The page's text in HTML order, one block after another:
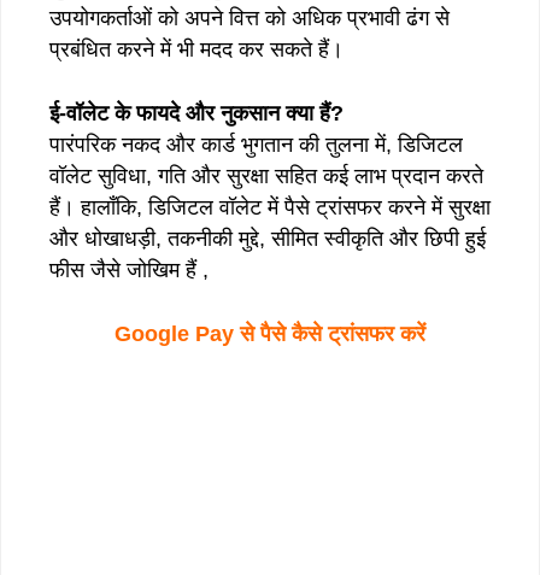
उपयोगकर्ताओं को अपने वित्त को अधिक प्रभावी ढंग से
प्रबंधित करने में भी मदद कर सकते हैं।
ई-वॉलेट के फायदे और नुकसान क्या हैं?
पारंपरिक नकद और कार्ड भुगतान की तुलना में, डिजिटल
वॉलेट सुविधा, गति और सुरक्षा सहित कई लाभ प्रदान करते
हैं। हालाँकि, डिजिटल वॉलेट में पैसे ट्रांसफर करने में सुरक्षा
और धोखाधड़ी, तकनीकी मुद्दे, सीमित स्वीकृति और छिपी हुई
फीस जैसे जोखिम हैं ,
Google Pay से पैसे कैसे ट्रांसफर करें